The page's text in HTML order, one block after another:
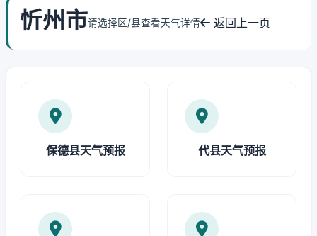
忻州市请选择区/县查看天气详情 返回上一页
保德县天气预报 代县天气预报